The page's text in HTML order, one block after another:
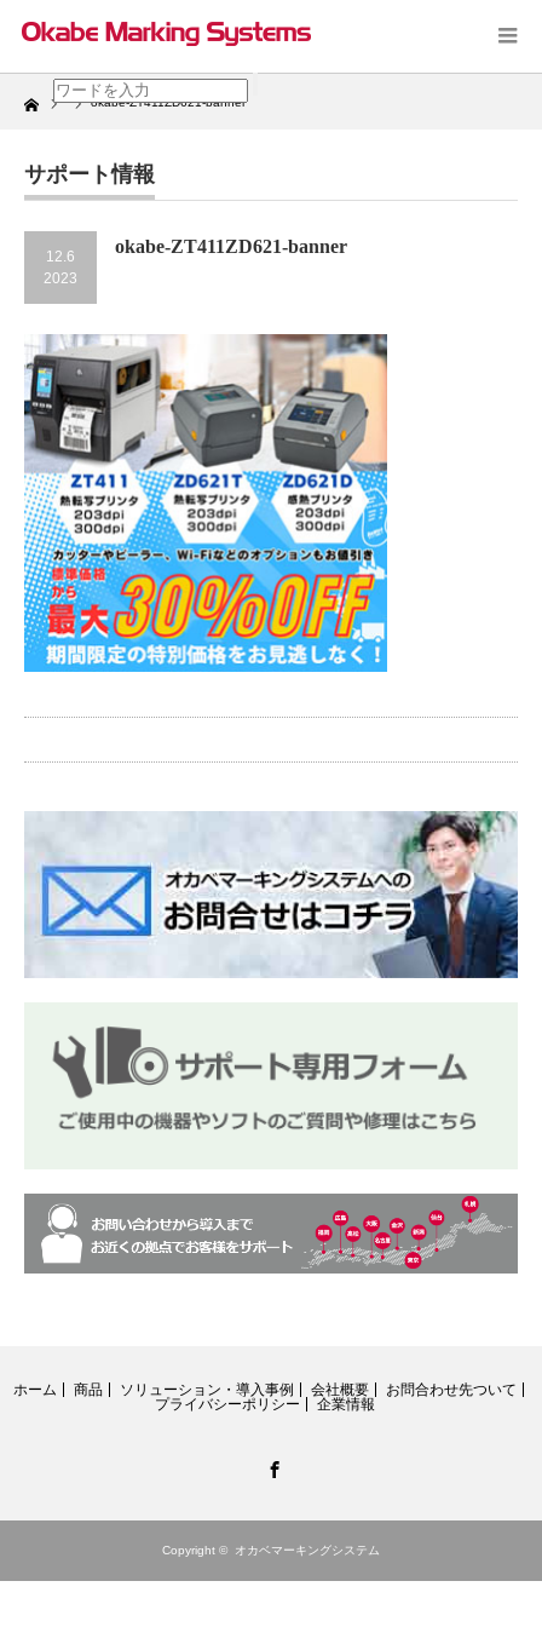
Home okabe-ZT411ZD621-banner
サポート情報
12.6
2023
okabe-ZT411ZD621-banner
ホーム 商品 ソリューション・導入事例 会社概要
お問合わせ先ついて
プライバシーポリシー
企業情報
Copyright © オカベマーキングシステム